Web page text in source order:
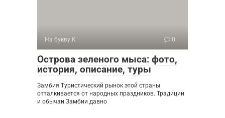
На букву К 0
Острова зеленого мыса: фото,
история, описание, туры
Замбия Туристический рынок этой страны
отталкивается от народных праздников. Традиции
и обычаи Замбии давно